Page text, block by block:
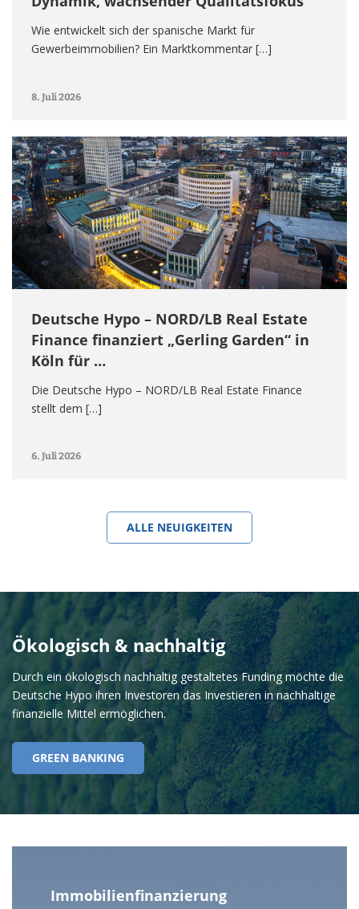
Wie entwickelt sich der spanische Markt für
Gewerbeimmobilien? Ein Marktkommentar […]
8. Juli 2026
Deutsche Hypo – NORD/LB Real Estate
Finance finanziert „Gerling Garden“ in
Köln für …
Die Deutsche Hypo – NORD/LB Real Estate Finance
stellt dem […]
6. Juli 2026
ALLE NEUIGKEITEN
Ökologisch & nachhaltig
Durch ein ökologisch nachhaltig gestaltetes Funding möchte die
Deutsche Hypo ihren Investoren das Investieren in nachhaltige
finanzielle Mittel ermöglichen.
GREEN BANKING
Immobilienfinanzierung